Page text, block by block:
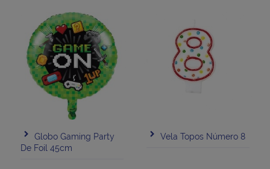
Globo Gaming Party
De Foil 45cm
Vela Topos Número 8